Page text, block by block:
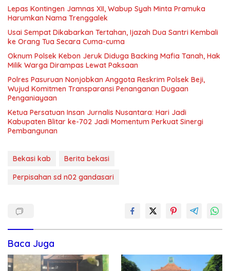
Lepas Kontingen Jamnas XII, Wabup Syah Minta Pramuka
Harumkan Nama Trenggalek
Usai Sempat Dikabarkan Tertahan, Ijazah Dua Santri Kembali
ke Orang Tua Secara Cuma-cuma
Oknum Polsek Kebon Jeruk Diduga Backing Mafia Tanah, Hak
Milik Warga Dirampas Lewat Paksaan
Polres Pasuruan Nonjobkan Anggota Reskrim Polsek Beji,
Wujud Komitmen Transparansi Penanganan Dugaan
Penganiayaan
Ketua Persatuan Insan Jurnalis Nusantara: Hari Jadi
Kabupaten Blitar ke-702 Jadi Momentum Perkuat Sinergi
Pembangunan
Bekasi kab
Berita bekasi
Perpisahan sd n02 gandasari
Baca Juga